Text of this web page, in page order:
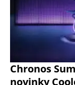
Chronos
novinky